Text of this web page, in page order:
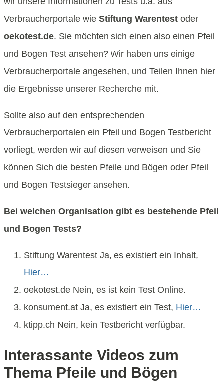
Verbraucherportale wie Stiftung Warentest oder
oekotest.de. Sie möchten sich einen also einen Pfeil
und Bogen Test ansehen? Wir haben uns einige
Verbraucherportale angesehen, und Teilen Ihnen hier
die Ergebnisse unserer Recherche mit.
Sollte also auf den entsprechenden
Verbraucherportalen ein Pfeil und Bogen Testbericht
vorliegt, werden wir auf diesen verweisen und Sie
können Sich die besten Pfeile und Bögen oder Pfeil
und Bogen Testsieger ansehen.
Bei welchen Organisation gibt es bestehende Pfeil
und Bogen Tests?
Stiftung Warentest Ja, es existiert ein Inhalt,
Hier…
oekotest.de Nein, es ist kein Test Online.
konsument.at Ja, es existiert ein Test, Hier…
ktipp.ch Nein, kein Testbericht verfügbar.
Interassante Videos zum
Thema Pfeile und Bögen